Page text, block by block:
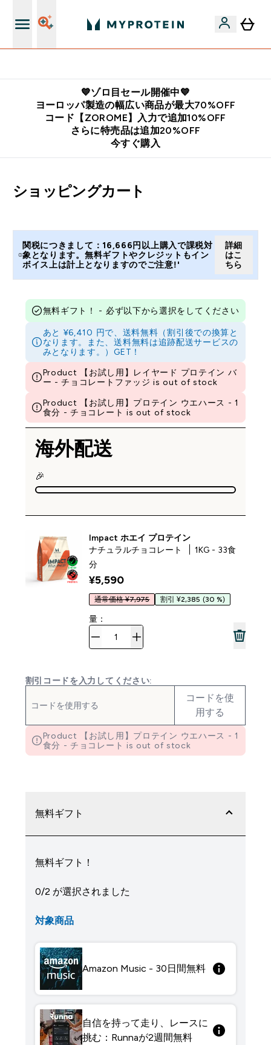
💙ゾロ目セール開催中💙
ヨーロッパ製造の幅広い商品が最大70%OFF
コード【ZOROME】入力で追加10%OFF
さらに特売品は追加20%OFF
今すぐ購入
ショッピングカート
関税につきまして：16,666円以上購入で課税対
象となります。無料ギフトやクレジットもイン
ボイス上は計上となりますのでご注意!'
詳細
はこ
ちら
無料ギフト！ - 必ず以下から選択をしてください
あと ¥6,410 円で、送料無料（割引後での換算と
なります。また、送料無料は追跡配送サービスの
みとなります。）GET！
Product 【お試し用】レイヤード プロテイン バ
ー - チョコレートファッジ is out of stock
Product 【お試し用】プロテイン ウエハース - 1
食分 - チョコレート is out of stock
海外配送
🎉
Impact ホエイ プロテイン
ナチュラルチョコレート
1KG - 33食
分
¥5,590‎
通常価格 ¥7,975 割引 ¥2,385 (30 %)
量：
割引コードを入力してください:
コードを使
用する
Product 【お試し用】プロテイン ウエハース - 1
食分 - チョコレート is out of stock
無料ギフト
無料ギフト！
0/2 が選択されました
対象商品
Amazon Music - 30日間無料
自信を持って走り、レースに
挑む：Runnaが2週間無料